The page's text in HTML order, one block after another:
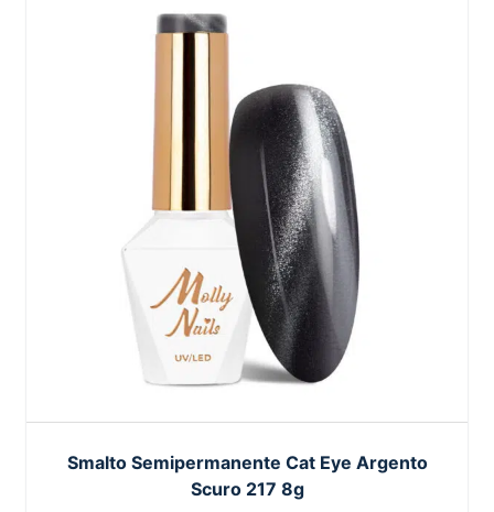
Smalto Semipermanente Cat Eye Argento
Scuro 217 8g